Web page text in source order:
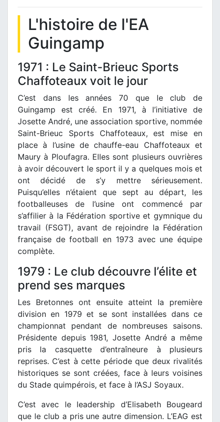
L'histoire de l'EA
Guingamp
1971 : Le Saint-Brieuc Sports
Chaffoteaux voit le jour
C’est dans les années 70 que le club de
Guingamp est créé. En 1971, à l’initiative de
Josette André, une association sportive, nommée
Saint-Brieuc Sports Chaffoteaux, est mise en
place à l’usine de chauffe-eau Chaffoteaux et
Maury à Ploufagra. Elles sont plusieurs ouvrières
à avoir découvert le sport il y a quelques mois et
ont décidé de s’y mettre sérieusement.
Puisqu’elles n’étaient que sept au départ, les
footballeuses de l’usine ont commencé par
s’affilier à la Fédération sportive et gymnique du
travail (FSGT), avant de rejoindre la Fédération
française de football en 1973 avec une équipe
complète.
1979 : Le club découvre l’élite et
prend ses marques
Les Bretonnes ont ensuite atteint la première
division en 1979 et se sont installées dans ce
championnat pendant de nombreuses saisons.
Présidente depuis 1981, Josette André a même
pris la casquette d’entraîneure à plusieurs
reprises. C’est à cette période que deux rivalités
historiques se sont créées, face à leurs voisines
du Stade quimpérois, et face à l’ASJ Soyaux.
C’est avec le leadership d’Elisabeth Bougeard
que le club a pris une autre dimension. L’EAG est